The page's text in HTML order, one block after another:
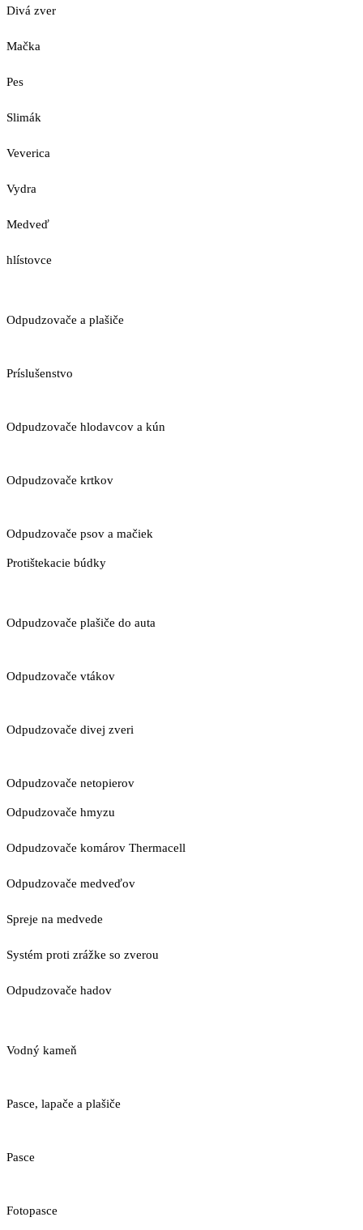
Divá zver
Mačka
Pes
Slimák
Veverica
Vydra
Medveď
hlístovce
Odpudzovače a plašiče
Príslušenstvo
Odpudzovače hlodavcov a kún
Odpudzovače krtkov
Odpudzovače psov a mačiek
Protištekacie búdky
Odpudzovače plašiče do auta
Odpudzovače vtákov
Odpudzovače divej zveri
Odpudzovače netopierov
Odpudzovače hmyzu
Odpudzovače komárov Thermacell
Odpudzovače medveďov
Spreje na medvede
Systém proti zrážke so zverou
Odpudzovače hadov
Vodný kameň
Pasce, lapače a plašiče
Pasce
Fotopasce